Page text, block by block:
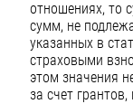
отношениях, то
сумм, не
указанных в
страховыми
этом значения
за счет